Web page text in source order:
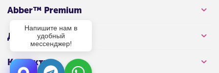
Abber™ Premium
Для клиента
Контакты
Напишите нам в
удобный
мессенджер!